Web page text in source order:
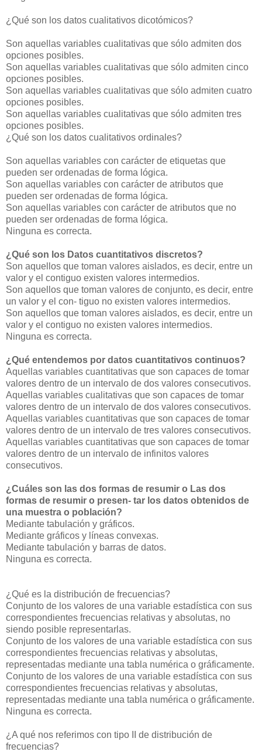
¿Qué son los datos cualitativos dicotómicos?
Son aquellas variables cualitativas que sólo admiten dos
opciones posibles.
Son aquellas variables cualitativas que sólo admiten cinco
opciones posibles.
Son aquellas variables cualitativas que sólo admiten cuatro
opciones posibles.
Son aquellas variables cualitativas que sólo admiten tres
opciones posibles.
¿Qué son los datos cualitativos ordinales?
Son aquellas variables con carácter de etiquetas que
pueden ser ordenadas de forma lógica.
Son aquellas variables con carácter de atributos que
pueden ser ordenadas de forma lógica.
Son aquellas variables con carácter de atributos que no
pueden ser ordenadas de forma lógica.
Ninguna es correcta.
¿Qué son los Datos cuantitativos discretos?
Son aquellos que toman valores aislados, es decir, entre un
valor y el contiguo existen valores intermedios.
Son aquellos que toman valores de conjunto, es decir, entre
un valor y el con- tiguo no existen valores intermedios.
Son aquellos que toman valores aislados, es decir, entre un
valor y el contiguo no existen valores intermedios.
Ninguna es correcta.
¿Qué entendemos por datos cuantitativos continuos?
Aquellas variables cuantitativas que son capaces de tomar
valores dentro de un intervalo de dos valores consecutivos.
Aquellas variables cualitativas que son capaces de tomar
valores dentro de un intervalo de dos valores consecutivos.
Aquellas variables cuantitativas que son capaces de tomar
valores dentro de un intervalo de tres valores consecutivos.
Aquellas variables cuantitativas que son capaces de tomar
valores dentro de un intervalo de infinitos valores
consecutivos.
¿Cuáles son las dos formas de resumir o Las dos
formas de resumir o presen- tar los datos obtenidos de
una muestra o población?
Mediante tabulación y gráficos.
Mediante gráficos y líneas convexas.
Mediante tabulación y barras de datos.
Ninguna es correcta.
¿Qué es la distribución de frecuencias?
Conjunto de los valores de una variable estadística con sus
correspondientes frecuencias relativas y absolutas, no
siendo posible representarlas.
Conjunto de los valores de una variable estadística con sus
correspondientes frecuencias relativas y absolutas,
representadas mediante una tabla numérica o gráficamente.
Conjunto de los valores de una variable estadística con sus
correspondientes frecuencias relativas y absolutas,
representadas mediante una tabla numérica o gráficamente.
Ninguna es correcta.
¿A qué nos referimos con tipo II de distribución de
frecuencias?